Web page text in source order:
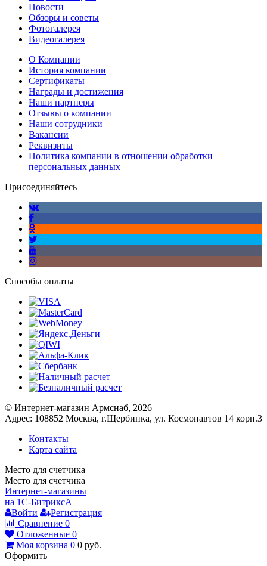
Новости
Обзоры и советы
Фотогалерея
Видеогалерея
О Компании
История компании
Сертификаты
Награды и достижения
Наши партнеры
Отзывы о компании
Наши сотрудники
Вакансии
Реквизиты
Политика компании в отношении обработки
персональных данных
Присоединяйтесь
Способы оплаты
© Интернет-магазин Армснаб, 2026
Адрес: 108852 Москва, г.Щербинка, ул. Космонавтов 14 корп.3
Контакты
Карта сайта
Место для счетчика
Место для счетчика
Интернет-магазины
на 1С-БитриксA
Войти
Регистрация
Сравнение 0
Отложенные 0
Моя корзина 0 0 руб.
Оформить